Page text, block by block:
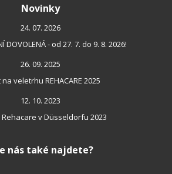
Novinky
24. 07. 2026
DOVOLENÁ - od 27. 7. do 9. 8. 2026!
26. 09. 2025
veletrhu REHACARE 2025
12. 10. 2023
v Düsseldorfu 2023
nás také najdete?